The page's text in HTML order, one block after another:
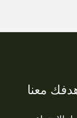
معنا